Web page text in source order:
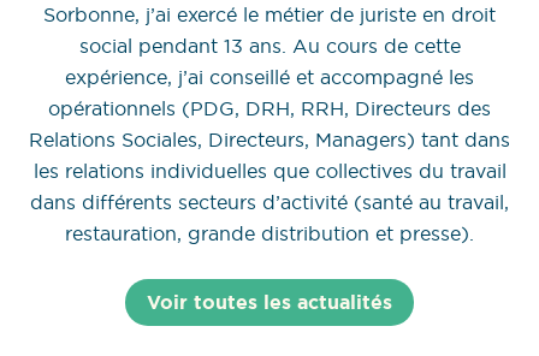
Sorbonne, j’ai exercé le métier de juriste en droit
social pendant 13 ans. Au cours de cette
expérience, j’ai conseillé et accompagné les
opérationnels (PDG, DRH, RRH, Directeurs des
Relations Sociales, Directeurs, Managers) tant dans
les relations individuelles que collectives du travail
dans différents secteurs d’activité (santé au travail,
restauration, grande distribution et presse).
Voir toutes les actualités